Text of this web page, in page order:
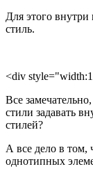
Для этого
стиль.
<div
Все
стили задавать
стилей?
А все дело в том,
однотипных